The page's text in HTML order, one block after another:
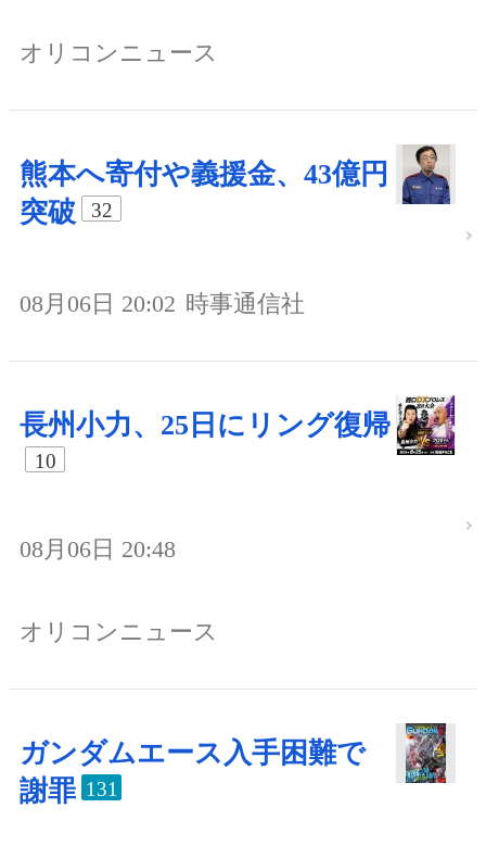
オリコンニュース
熊本へ寄付や義援金、43億円
突破
32
08月06日 20:02 時事通信社
長州小力、25日にリング復帰
10
08月06日 20:48
オリコンニュース
ガンダムエース入手困難で
謝罪 131